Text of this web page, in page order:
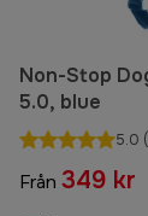
Non-Stop
5.0, blue
5.0
Från 349 kr